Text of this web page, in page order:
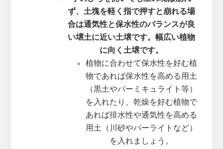
ず、土塊を軽く指で押すと崩れる場
合は通気性と保水性のバランスが良
い壌土に近い土壌です。幅広い植物
に向く土壌です。
植物に合わせて保水性を好む植
物であれば保水性を高める用土
（黒土やバーミキュライト等）
を入れたり、乾燥を好む植物で
あれば排水性や通気性を高める
用土（川砂やパーライトなど）
を入れましょう。